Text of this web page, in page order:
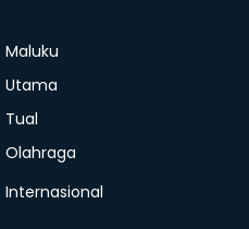
Maluku
Utama
Tual
Olahraga
Internasional